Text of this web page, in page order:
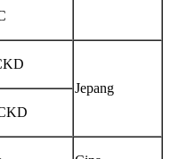
Jepang